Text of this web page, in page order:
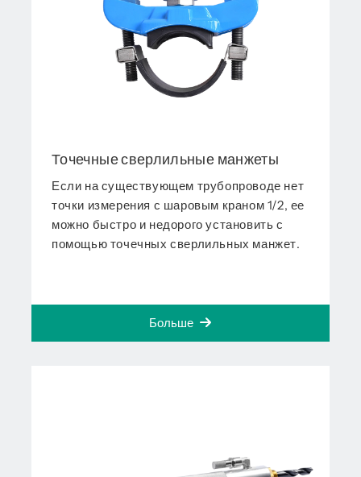
Точечные сверлильные манжеты
Если на существующем трубопроводе нет
точки измерения с шаровым краном 1/2, ее
можно быстро и недорого установить с
помощью точечных сверлильных манжет.
Больше